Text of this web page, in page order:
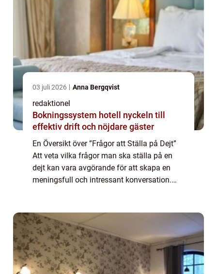
03 juli 2026 Anna Bergqvist
redaktionel
Bokningssystem hotell nyckeln till
effektiv drift och nöjdare gäster
En Översikt över ”Frågor att Ställa på Dejt”
Att veta vilka frågor man ska ställa på en
dejt kan vara avgörande för att skapa en
meningsfull och intressant konversation.